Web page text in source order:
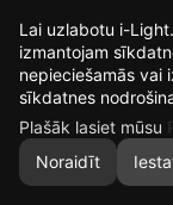
14
DIENAS
Lai uzlabotu i-
izmantojam
nepieciešamās vai
sīkdatnes
Plašāk lasiet mūsu
Noraidīt